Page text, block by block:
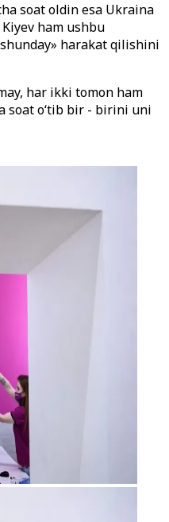
soat oldin esa Ukraina
ham ushbu
harakat qilishini
har ikki tomon ham
soat o‘tib bir - birini uni